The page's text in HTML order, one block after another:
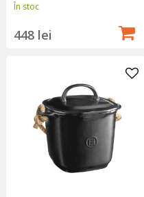
În stoc
448 lei